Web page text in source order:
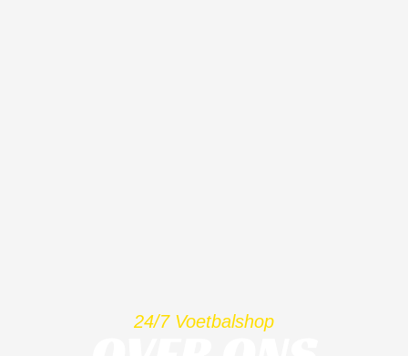
24/7 Voetbalshop